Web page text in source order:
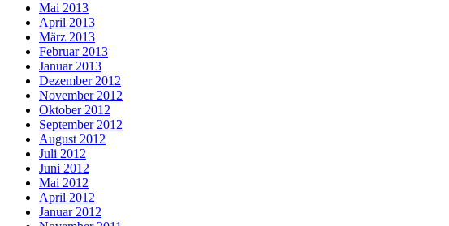
Mai 2013
April 2013
März 2013
Februar 2013
Januar 2013
Dezember 2012
November 2012
Oktober 2012
September 2012
August 2012
Juli 2012
Juni 2012
Mai 2012
April 2012
Januar 2012